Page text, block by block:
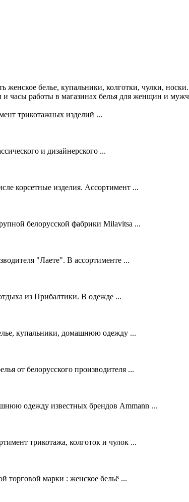
белье, купальники, колготки, чулки,
часы работы в магазинах белья для женщин и
трикотажных изделий ...
и дизайнерского ...
корсетные изделия. Ассортимент ...
белорусской фабрики Milavitsa ...
"Лаете". В ассортименте ...
из Прибалтики. В одежде ...
купальники, домашнюю одежду ...
от белорусского производителя ...
одежду известных брендов Ammann ...
трикотажа, колготок и чулок ...
торговой марки : женское бельё ...